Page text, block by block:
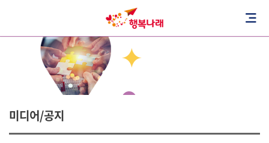
미디어/공지